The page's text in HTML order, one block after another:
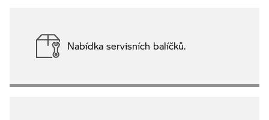
Nabídka servisních balíčků.